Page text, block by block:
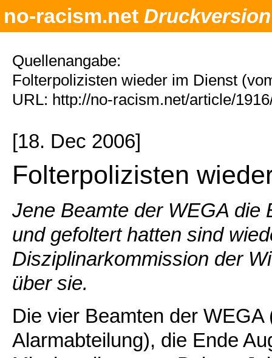
no-racism.net Druckversion
Quellenangabe:
Folterpolizisten wieder im Dienst
URL: http://no-racism.net/article/
[18. Dec 2006]
Folterpolizisten
Jene Beamte der WEGA die
und gefoltert hatten sind
Disziplinarkommission der
über sie.
Die vier Beamten der
Alarmabteilung), die Ende